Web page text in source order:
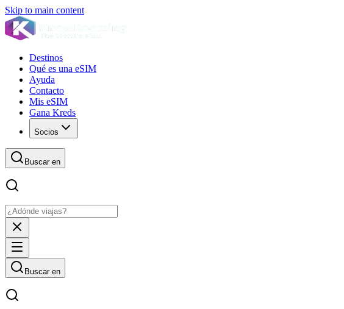
Skip to main content
Destinos
Qué es una eSIM
Ayuda
Contacto
Mis eSIM
Gana Kreds
Socios
Buscar en
Buscar en